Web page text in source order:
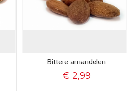
Bittere amandelen
€ 2,99